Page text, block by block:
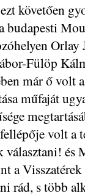
követően
budapesti
Fülöp
már ő volt
műfaját
volt a
választani! és
a
rád, s több